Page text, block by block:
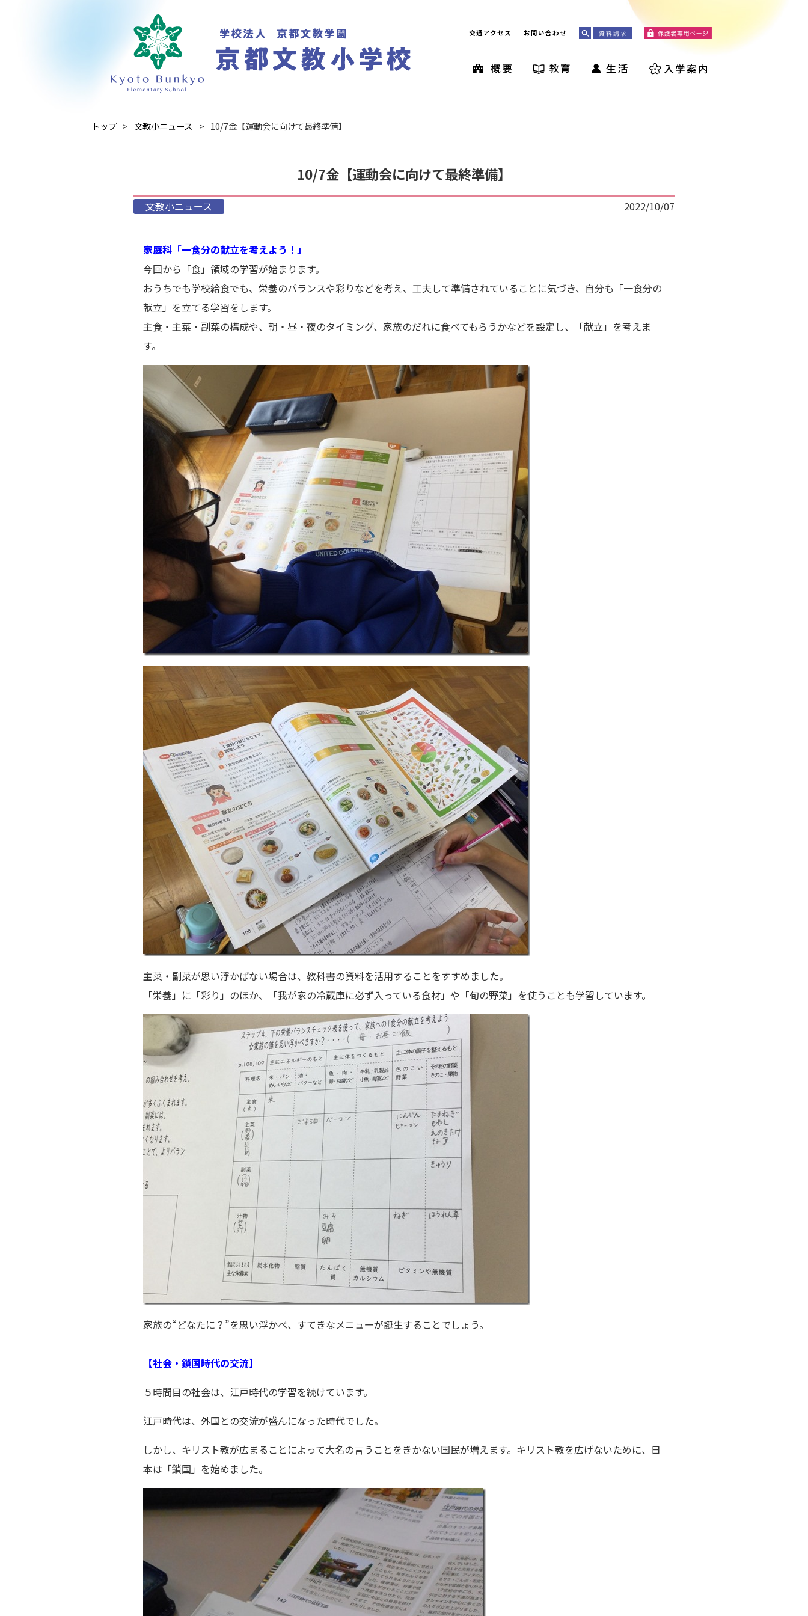
交通アクセス お問い合わせ
トップ 文教小ニュース 10/7金【運動会に向けて最終準備】
10/7金【運動会に向けて最終準備】
文教小ニュース 2022/10/07
家庭科「一食分の献立を考えよう！」
今回から「食」領域の学習が始まります。
おうちでも学校給食でも、栄養のバランスや彩りなどを考え、工夫して準備されていることに気づき、自分も「一食分の
献立」を立てる学習をします。
主食・主菜・副菜の構成や、朝・昼・夜のタイミング、家族のだれに食べてもらうかなどを設定し、「献立」を考えま
す。
主菜・副菜が思い浮かばない場合は、教科書の資料を活用することをすすめました。
「栄養」に「彩り」のほか、「我が家の冷蔵庫に必ず入っている食材」や「旬の野菜」を使うことも学習しています。
家族の“どなたに？”を思い浮かべ、すてきなメニューが誕生することでしょう。
【社会・鎖国時代の交流】
５時間目の社会は、江戸時代の学習を続けています。
江戸時代は、外国との交流が盛んになった時代でした。
しかし、キリスト教が広まることによって大名の言うことをきかない国民が増えます。キリスト教を広げないために、日
本は「鎖国」を始めました。